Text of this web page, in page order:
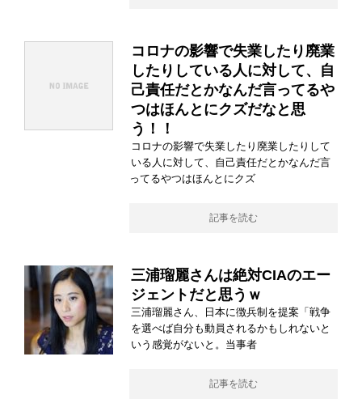
コロナの影響で失業したり廃業
したりしている人に対して、自
己責任だとかなんだ言ってるや
つはほんとにクズだなと思
う！！
コロナの影響で失業したり廃業したりして
いる人に対して、自己責任だとかなんだ言
ってるやつはほんとにクズ
記事を読む
三浦瑠麗さんは絶対CIAのエー
ジェントだと思うｗ
三浦瑠麗さん、日本に徴兵制を提案「戦争
を選べば自分も動員されるかもしれないと
いう感覚がないと。当事者
記事を読む